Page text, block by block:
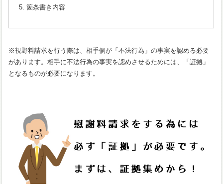
箇条書き内容
※視野料請求を行う際は、相手側が「不法行為」の事実を認める必要
があります。相手に不法行為の事実を認めさせるためには、「証拠」
となるものが必要になります。